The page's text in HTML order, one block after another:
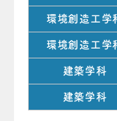
環境創造工学
環境創造工学
建築学科
建築学科